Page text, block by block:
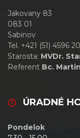
Jakovany 83
083 01
Sabinov
Tel. +421 (51) 4596
Starosta: MVDr.
Referent Bc.
ÚRADNÉ
Pondelok